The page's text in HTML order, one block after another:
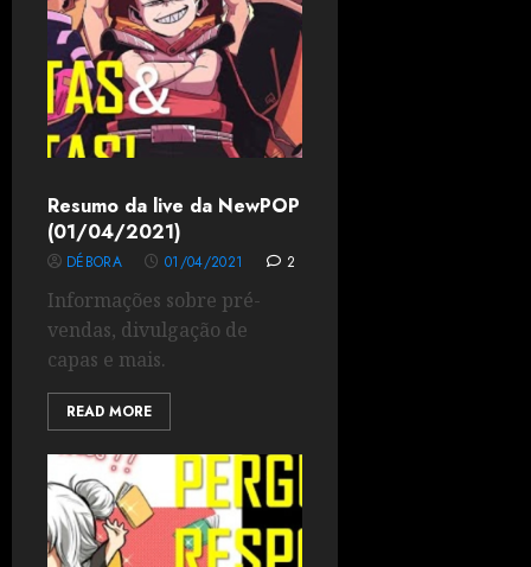
Resumo da live da NewPOP
(01/04/2021)
DÉBORA 01/04/2021 2
Informações sobre pré-
vendas, divulgação de
capas e mais.
READ MORE